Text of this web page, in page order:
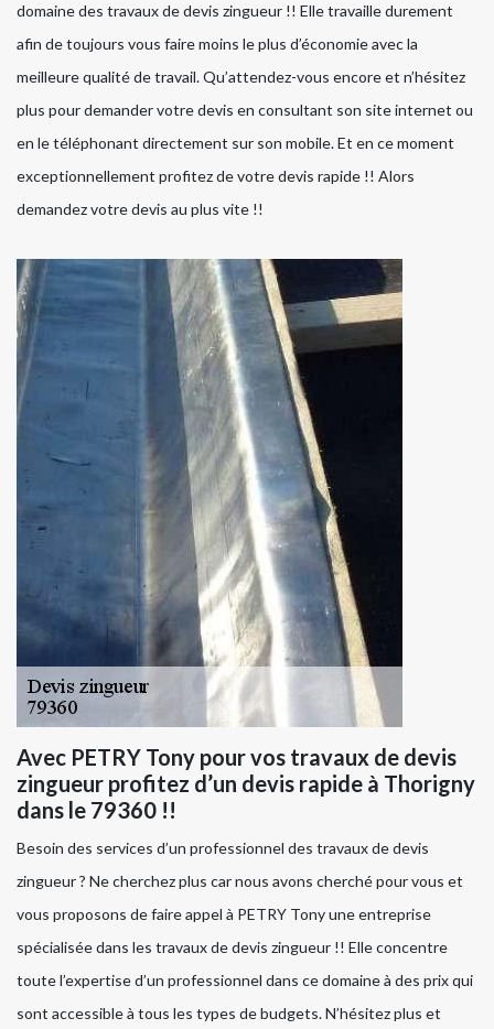
domaine des travaux de devis zingueur !! Elle travaille durement
afin de toujours vous faire moins le plus d’économie avec la
meilleure qualité de travail. Qu’attendez-vous encore et n’hésitez
plus pour demander votre devis en consultant son site internet ou
en le téléphonant directement sur son mobile. Et en ce moment
exceptionnellement profitez de votre devis rapide !! Alors
demandez votre devis au plus vite !!
Avec PETRY Tony pour vos travaux de devis
zingueur profitez d’un devis rapide à Thorigny
dans le 79360 !!
Besoin des services d’un professionnel des travaux de devis
zingueur ? Ne cherchez plus car nous avons cherché pour vous et
vous proposons de faire appel à PETRY Tony une entreprise
spécialisée dans les travaux de devis zingueur !! Elle concentre
toute l’expertise d’un professionnel dans ce domaine à des prix qui
sont accessible à tous les types de budgets. N’hésitez plus et